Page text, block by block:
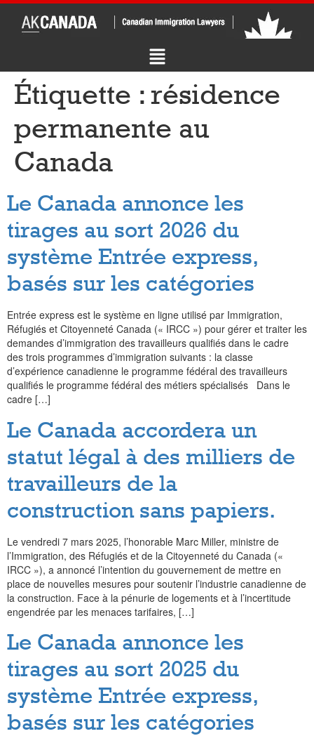
Étiquette :résidence
permanente au
Canada
Le Canada annonce les
tirages au sort 2026 du
système Entrée express,
basés sur les catégories
Entrée express est le système en ligne utilisé par Immigration,
Réfugiés et Citoyenneté Canada (« IRCC ») pour gérer et traiter les
demandes d’immigration des travailleurs qualifiés dans le cadre
des trois programmes d’immigration suivants : la classe
d’expérience canadienne le programme fédéral des travailleurs
qualifiés le programme fédéral des métiers spécialisés Dans le
cadre […]
Le Canada accordera un
statut légal à des milliers de
travailleurs de la
construction sans papiers.
Le vendredi 7 mars 2025, l’honorable Marc Miller, ministre de
l’Immigration, des Réfugiés et de la Citoyenneté du Canada («
IRCC »), a annoncé l’intention du gouvernement de mettre en
place de nouvelles mesures pour soutenir l’industrie canadienne de
la construction. Face à la pénurie de logements et à l’incertitude
engendrée par les menaces tarifaires, […]
Le Canada annonce les
tirages au sort 2025 du
système Entrée express,
basés sur les catégories